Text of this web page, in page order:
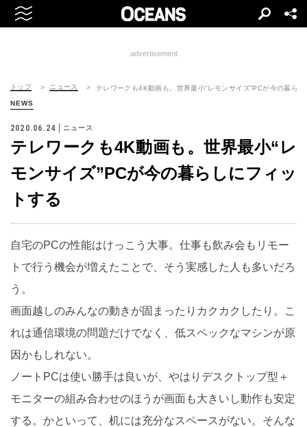
advertisement
トップ ニュース テレワークも4K動画も。世界最小“レモンサイズ”PCが今の暮ら
NEWS
2020.06.24 ニュース
テレワークも4K動画も。世界最小“レ
モンサイズ”PCが今の暮らしにフィッ
トする
自宅のPCの性能はけっこう大事。仕事も飲み会もリモー
トで行う機会が増えたことで、そう実感した人も多いだろ
う。
画面越しのみんなの動きが固まったりカクカクしたり。こ
れは通信環境の問題だけでなく、低スペックなマシンが原
因かもしれない。
ノートPCは使い勝手は良いが、やはりデスクトップ型＋
モニターの組み合わせのほうが画面も大きいし動作も安定
する。かといって、机には充分なスペースがない。そんな